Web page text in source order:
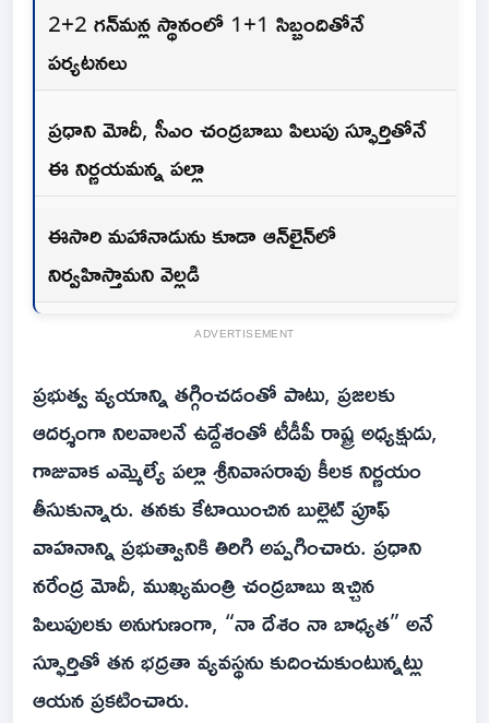
2+2 గన్‌మన్ల స్థానంలో 1+1 సిబ్బందితోనే
పర్యటనలు
ప్రధాని మోదీ, సీఎం చంద్రబాబు పిలుపు స్ఫూర్తితోనే
ఈ నిర్ణయమన్న పల్లా
ఈసారి మహానాడును కూడా ఆన్‌లైన్‌లో
నిర్వహిస్తామని వెల్లడి
ADVERTISEMENT
ప్రభుత్వ వ్యయాన్ని తగ్గించడంతో పాటు, ప్రజలకు
ఆదర్శంగా నిలవాలనే ఉద్దేశంతో టీడీపీ రాష్ట్ర అధ్యక్షుడు,
గాజువాక ఎమ్మెల్యే పల్లా శ్రీనివాసరావు కీలక నిర్ణయం
తీసుకున్నారు. తనకు కేటాయించిన బుల్లెట్ ప్రూఫ్
వాహనాన్ని ప్రభుత్వానికి తిరిగి అప్పగించారు. ప్రధాని
నరేంద్ర మోదీ, ముఖ్యమంత్రి చంద్రబాబు ఇచ్చిన
పిలుపులకు అనుగుణంగా, “నా దేశం నా బాధ్యత” అనే
స్ఫూర్తితో తన భద్రతా వ్యవస్థను కుదించుకుంటున్నట్లు
ఆయన ప్రకటించారు.